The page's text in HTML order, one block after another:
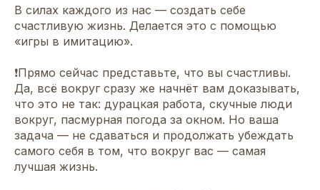
В силах каждого из нас — создать себе
счастливую жизнь. Делается это с помощью
«игры в имитацию».
❗️Прямо сейчас представьте, что вы счастливы.
Да, всё вокруг сразу же начнёт вам доказывать,
что это не так: дурацкая работа, скучные люди
вокруг, пасмурная погода за окном. Но ваша
задача — не сдаваться и продолжать убеждать
самого себя в том, что вокруг вас — самая
лучшая жизнь.